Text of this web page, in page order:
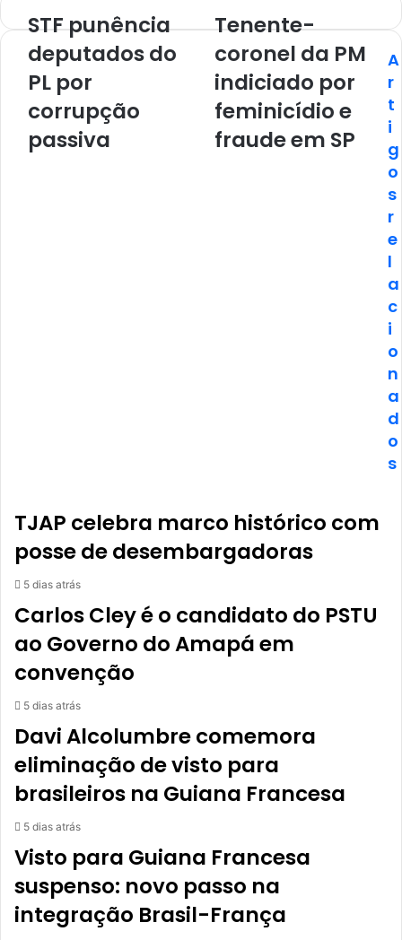
STF punência
deputados do
PL por
corrupção
passiva
Tenente-
coronel da PM
indiciado por
feminicídio e
fraude em SP
A
r
t
i
g
o
s
r
e
l
a
c
i
o
n
a
d
o
s
TJAP celebra marco histórico com
posse de desembargadoras
5 dias atrás
Carlos Cley é o candidato do PSTU
ao Governo do Amapá em
convenção
5 dias atrás
Davi Alcolumbre comemora
eliminação de visto para
brasileiros na Guiana Francesa
5 dias atrás
Visto para Guiana Francesa
suspenso: novo passo na
integração Brasil-França